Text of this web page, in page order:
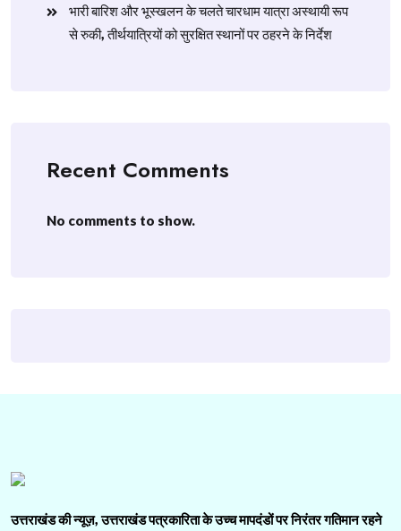
​भारी बारिश और भूस्खलन के चलते चारधाम यात्रा अस्थायी रूप
से रुकी, तीर्थयात्रियों को सुरक्षित स्थानों पर ठहरने के निर्देश
Recent Comments
No comments to show.
उत्तराखंड की न्यूज़, उत्तराखंड पत्रकारिता के उच्च मापदंडों पर निरंतर गतिमान रहने